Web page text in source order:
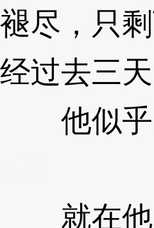
褪尽，只
经过去三
他似乎
就在他